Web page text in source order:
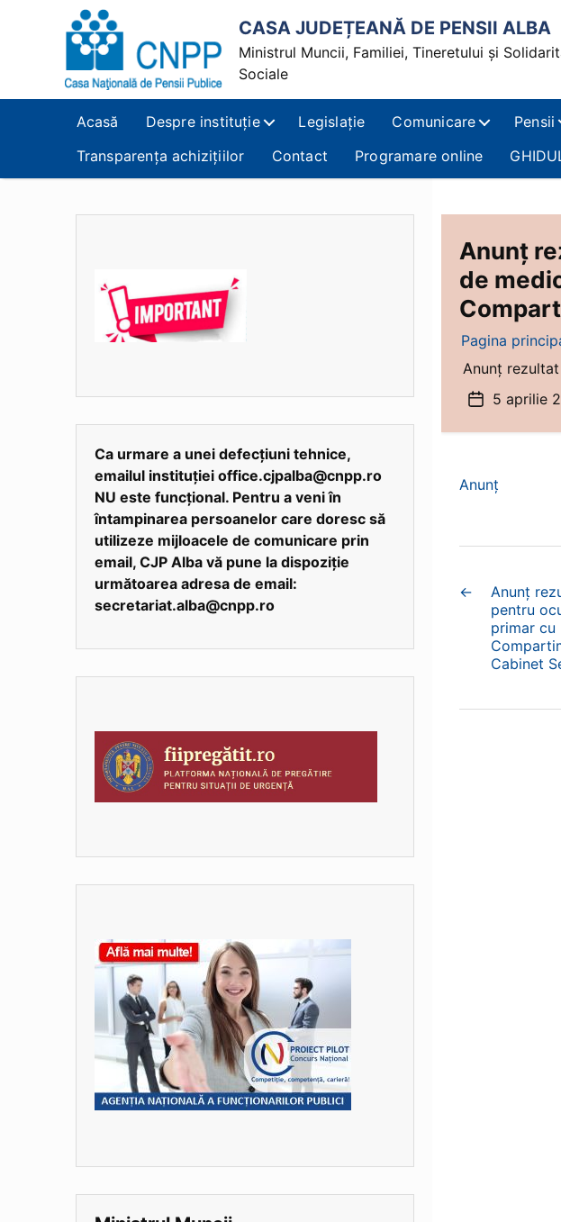
Casa
Județeană
Pensii
CASA JUDEȚEANĂ DE PENSII ALBA
Ministrul Muncii, Familiei, Tineretului și
Sociale
Acasă Despre instituție Legislație Comunicare Pensii
Transparența achizițiilor
Contact Programare online
Anunț
de
Pagina
Anunț
Dată5 aprilie
Anunț
←
Anunț
pentru
primar cu
Cabinet
Ca urmare a unei defecțiuni tehnice,
emailul instituției office.cjpalba@cnpp.ro
NU este funcțional. Pentru a veni în
întampinarea persoanelor care doresc să
utilizeze mijloacele de comunicare prin
email, CJP Alba vă pune la dispoziție
următoarea adresa de email:
secretariat.alba@cnpp.ro